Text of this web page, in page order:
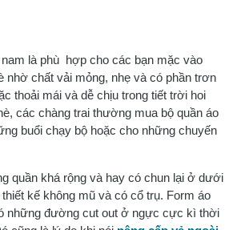
là phù hợp cho các bạn mặc vào
nhờ chất vải mỏng, nhẹ và có phần trơn
thoải mái và dễ chịu trong tiết trời hoi
các chàng trai thường mua bộ quần áo
buổi chạy bộ hoặc cho những chuyến
quần khá rộng và hay có chun lại ở dưới
kế không mũ và có cổ trụ. Form áo
những đường cut out ở ngực cực kì thời